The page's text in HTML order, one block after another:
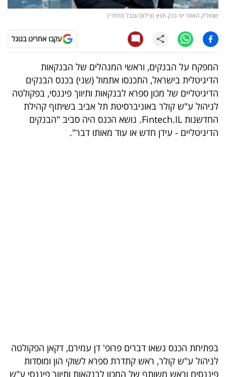
ויראלי
טלוויזיה
עסקי
ספורט
קריירה
ולימודים
הכלכלי
שמוליק האוזר יור בנק esh (צילום ענבל מרמרי)
עקבו אחרינו בגוגל
המפקח על הבנקים, וראשי המנהלים של הבנקאות
הדיגיטלית בישראל, התכנסו אתמול (שני) בכנס הבנקים
הדיגיטליים של מכון ספרא לבנקאות ותיווך פיננסי, בפקולטה
לניהול ע"ש קולר באוניברסיטת תל אביב בשיתוף קהילת
החדשנות Fintech.IL. נושא הכנס היה סביב "הבנקים
הדיגיטליים - עידן חדש או עוד מאותו דבר".
בפתיחת הכנס נשאו דברים פרופ' דן עמירם, דקאן הפקולטה
לניהול ע"ש קולר, ראש קתדרת ספרא לשוקי הון ומוסדות
פיננסים וראש משותף של המכון לבנקאות ותיווך פיננסי ע"ש